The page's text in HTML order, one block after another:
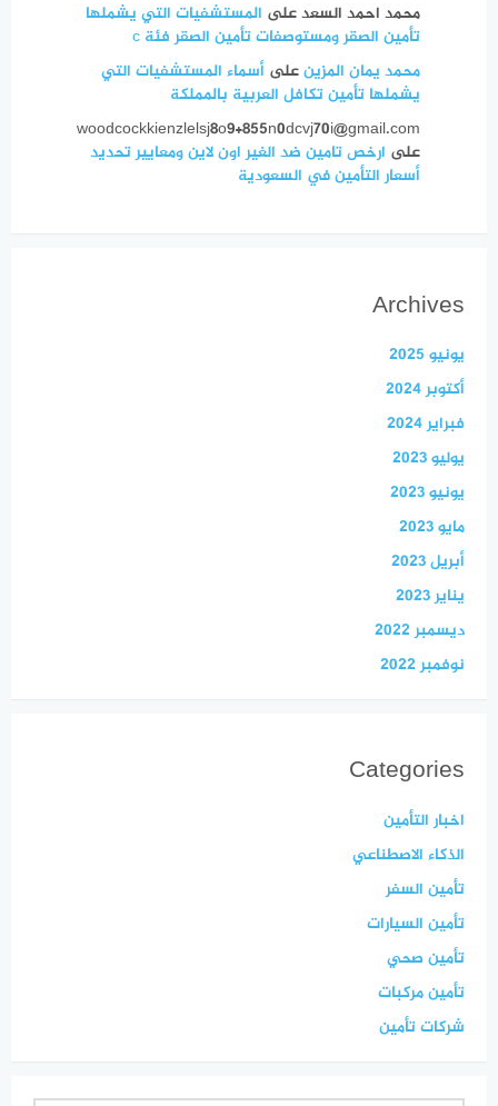
محمد احمد السعدعلى المستشفيات التي يشملها
تأمين الصقر ومستوصفات تأمين الصقر فئة c
محمد يمان المزينعلى أسماء المستشفيات التي
يشملها تأمين تكافل العربية بالمملكة
woodcockkienzlelsj8o9+855n0dcvj70i@gmail.com
على ارخص تامين ضد الغير اون لاين ومعايير تحديد
أسعار التأمين في السعودية
Archives
يونيو 2025
أكتوبر 2024
فبراير 2024
يوليو 2023
يونيو 2023
مايو 2023
أبريل 2023
يناير 2023
ديسمبر 2022
نوفمبر 2022
Categories
اخبار التأمين
الذكاء الاصطناعي
تأمين السفر
تأمين السيارات
تأمين صحي
تأمين مركبات
شركات تأمين